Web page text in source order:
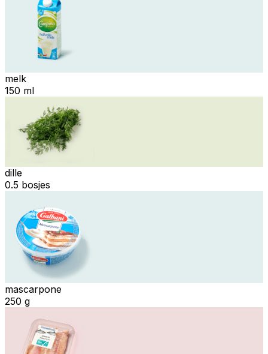
melk
150 ml
dille
0.5 bosjes
mascarpone
250 g